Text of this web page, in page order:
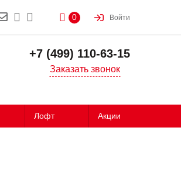
0 Войти
+7 (499) 110-63-15
Заказать звонок
Лофт Акции